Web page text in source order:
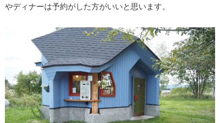
やディナーは予約がした方がいいと思います。